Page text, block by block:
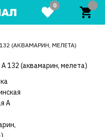
0
(АКВАМАРИН, МЕЛЕТА)